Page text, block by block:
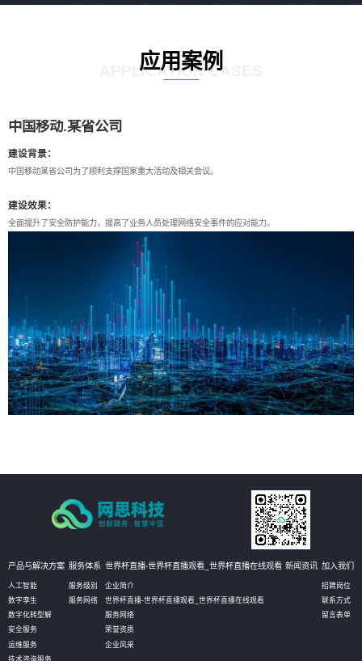
应用案例
APPLICATION CASES
中国移动.某省公司
建设背景：
中国移动某省公司为了顺利支撑国家重大活动及相关会议。
建设效果：
全面提升了安全防护能力，提高了业务人员处理网络安全事件的应对能力。
产品与解决方案
人工智能
数字孪生
数字化转型解
安全服务
运维服务
技术咨询服务
服务体系
服务级别
服务网络
世界杯直播-世界杯直播观看_世界杯直播在线观看
企业简介
世界杯直播-世界杯直播观看_世界杯直播在线观看
服务网络
荣誉资质
企业风采
新闻资讯 加入我们
招聘岗位
联系方式
留言表单